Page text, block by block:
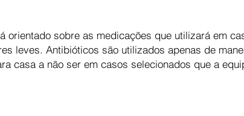
orientado sobre as medicações que utilizará em
leves. Antibióticos são utilizados apenas de
casa a não ser em casos selecionados que a